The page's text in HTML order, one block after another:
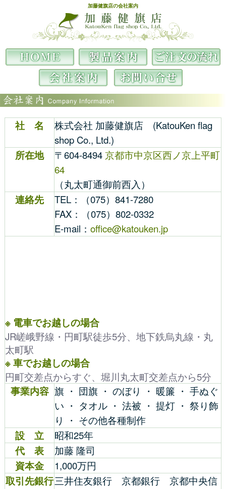
加藤健旗店の会社案内
加藤健旗店
HOME
製品案内
ご注文の流れ
会社案内
お問い合わせ
社 名
株式会社 加藤健旗店 (KatouKen flag
shop Co., Ltd.)
所在地 〒604-8494京都市中京区西ノ京上平町
64
（丸太町通御前西入）
連絡先
TEL：（075）841-7280
FAX：（075）802-0332
E-mail： office@katouken.jp
※ 電車でお越しの場合
JR嵯峨野線・円町駅徒歩5分、地下鉄烏丸線・丸
太町駅
※ 車でお越しの場合
円町交差点からすぐ、堀川丸太町交差点から5分
事業内容 旗 ・ 団旗 ・ のぼり ・ 暖簾 ・ 手ぬぐ
い ・ タオル ・ 法被 ・ 提灯 ・ 祭り飾
り ・ その他各種制作
設 立 昭和25年
代 表 加藤 隆司
資本金 1,000万円
取引先銀行三井住友銀行 京都銀行 京都中央信